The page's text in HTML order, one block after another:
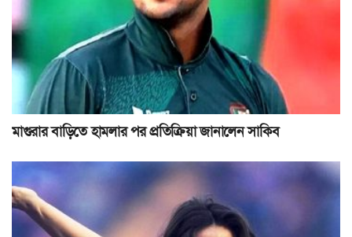
মাগুরার বাড়িতে হামলার পর প্রতিক্রিয়া জানালেন সাকিব